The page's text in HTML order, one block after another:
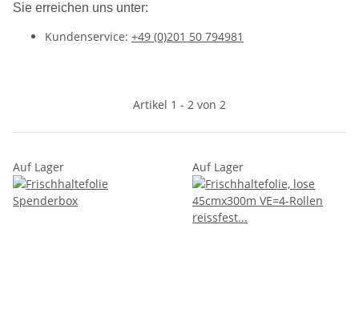
Sie erreichen uns unter:
Kundenservice: +49 (0)201 50 794981
Artikel 1 - 2 von 2
Auf Lager Auf Lager